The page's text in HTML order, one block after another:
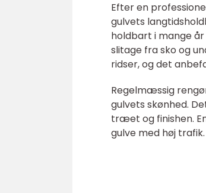
Efter en
gulvets
holdbart i mange
slitage fra sko og
ridser, og det
Regelmæssig
gulvets skønhed.
træet og finishen.
gulve med høj trafik.